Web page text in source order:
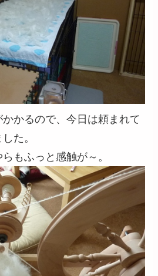
かるので、今日は頼まれて
た。
もふっと感触が～。